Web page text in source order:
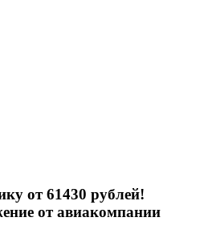
от 61430 рублей!
от авиакомпании